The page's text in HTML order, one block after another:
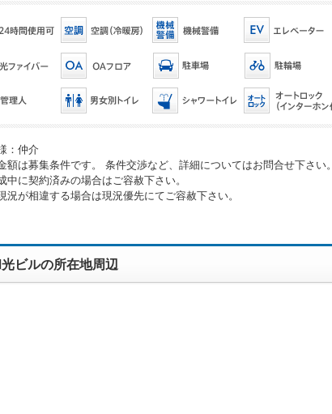
：仲介
額は募集条件です。 条件交渉など、詳細についてはお問合せ下さい。
中に契約済みの場合はご容赦下さい。
況が相違する場合は現況優先にてご容赦下さい。
ビルの所在地周辺